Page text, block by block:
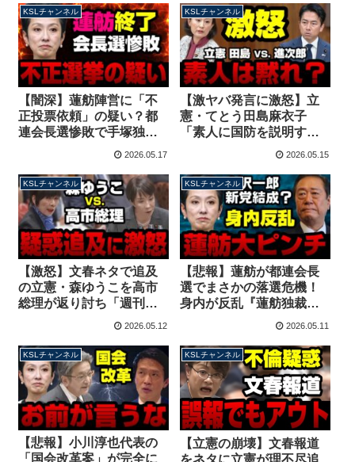
隠せず【KSLチャンネ
ル】
ボッコ【KSLチャンネ
ル】
KSLチャンネル
【闇深】蓮舫陣営に「不
正投票依頼」の疑い？都
連会長選惨敗で手塚独裁
体制が崩壊へ【KSLチャ
2026.05.17
KSLチャンネル
【激ヤバ発言に激怒】立
憲・てとう田島麻衣子
「素人に国防を説明す
な」小泉進次郎「意味不
完全論破する【KSLチャ
ンネル】
2026.05.15
KSLチャンネル
【激怒】文春ネタで追及
の立憲・森ゆうこを高市
総理が返り討ち「週刊誌
より秘書を信じる！」落
動画？【KSLチャンネ
ル】
2026.05.12
KSLチャンネル
【悲報】蓮舫が都連会長
選でまさかの落選危機！
身内が反乱『蓮舫独裁』
阻止の全内幕、小沢一郎
備？【KSLチャンネル】
2026.05.11
KSLチャンネル
【悲報】小川淳也代表の
「国会改革案」が完全に
KSLチャンネル
【立憲の崩壊】文春報道
をネタに立憲が理不尽追